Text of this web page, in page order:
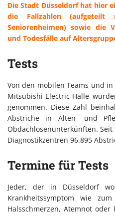
Die Stadt Düsseldorf hat hier
die Fallzahlen (aufgeteilt
Seniorenheimen) sowie die
und Todesfälle auf
Tests
Von den mobilen Teams und
Mitsubishi-Electric-Halle
genommen. Diese Zahl
Abstriche in Alten- und
Obdachlosenunterkünften.
Diagnostikzentren 96.895
Termine für Tests
Jeder, der in Düsseldorf
Krankheitssymptom wie
Halsschmerzen, Atemnot